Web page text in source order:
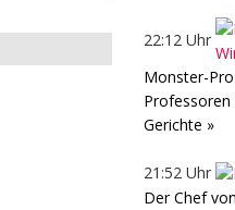
22:12 Uhr
Monster-
Gerichte »
21:52 Uhr
Der Chef